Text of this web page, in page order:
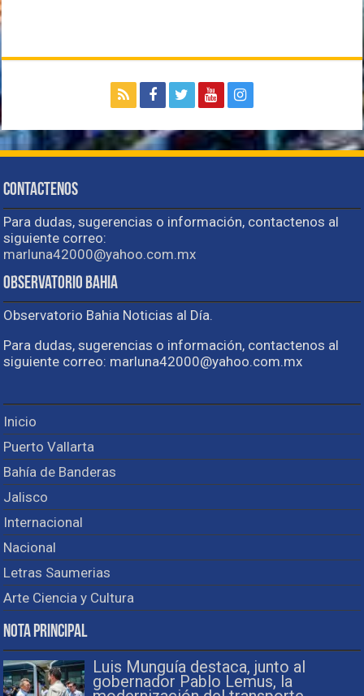
Contactenos
Para dudas, sugerencias o información, contactenos al
siguiente correo:
marluna42000@yahoo.com.mx
Observatorio Bahia
Observatorio Bahia Noticias al Día.
Para dudas, sugerencias o información, contactenos al
siguiente correo: marluna42000@yahoo.com.mx
Inicio
Puerto Vallarta
Bahía de Banderas
Jalisco
Internacional
Nacional
Letras Saumerias
Arte Ciencia y Cultura
Nota Principal
Luis Munguía destaca, junto al
gobernador Pablo Lemus, la